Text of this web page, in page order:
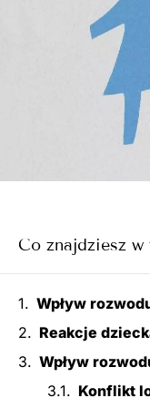
Co znajdziesz w
Wpływ
Reakcje
Wpływ
Konflikt